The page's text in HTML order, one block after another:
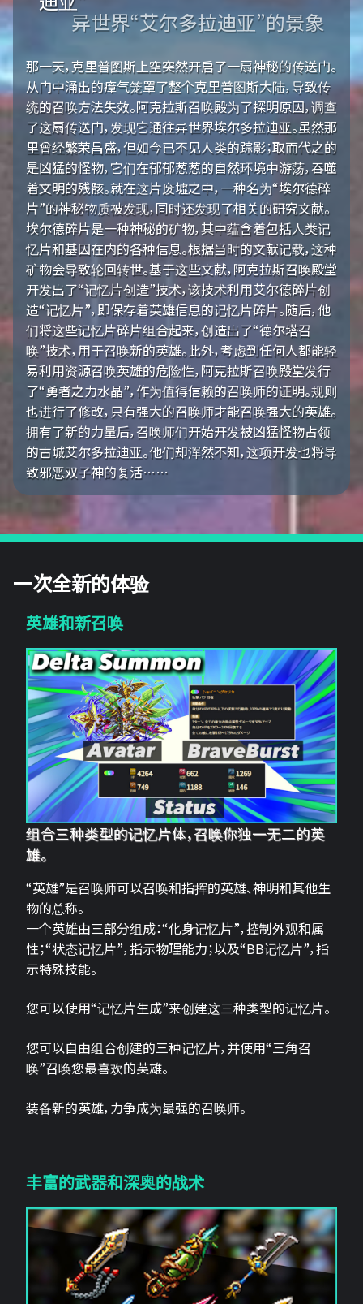
异世界“艾尔多拉迪亚”的景象
那一天，克里普图斯上空突然开启了一扇神秘的传送门。
从门中涌出的瘴气笼罩了整个克里普图斯大陆，导致传
统的召唤方法失效。阿克拉斯召唤殿为了探明原因，调查
了这扇传送门，发现它通往异世界埃尔多拉迪亚。虽然那
里曾经繁荣昌盛，但如今已不见人类的踪影；取而代之的
是凶猛的怪物，它们在郁郁葱葱的自然环境中游荡，吞噬
着文明的残骸。就在这片废墟之中，一种名为“埃尔德碎
片”的神秘物质被发现，同时还发现了相关的研究文献。
埃尔德碎片是一种神秘的矿物，其中蕴含着包括人类记
忆片和基因在内的各种信息。根据当时的文献记载，这种
矿物会导致轮回转世。基于这些文献，阿克拉斯召唤殿堂
开发出了“记忆片创造”技术，该技术利用艾尔德碎片创
造“记忆片”，即保存着英雄信息的记忆片碎片。随后，他
们将这些记忆片碎片组合起来，创造出了“德尔塔召
唤”技术，用于召唤新的英雄。此外，考虑到任何人都能轻
易利用资源召唤英雄的危险性，阿克拉斯召唤殿堂发行
了“勇者之力水晶”，作为值得信赖的召唤师的证明。规则
也进行了修改，只有强大的召唤师才能召唤强大的英雄。
拥有了新的力量后，召唤师们开始开发被凶猛怪物占领
的古城艾尔多拉迪亚。他们却浑然不知，这项开发也将导
致邪恶双子神的复活……
一次全新的体验
英雄和新召唤
组合三种类型的记忆片体，召唤你独一无二的英
雄。
“英雄”是召唤师可以召唤和指挥的英雄、神明和其他生
物的总称。
一个英雄由三部分组成：“化身记忆片”，控制外观和属
性；“状态记忆片”，指示物理能力；以及“BB记忆片”，指
示特殊技能。
您可以使用“记忆片生成”来创建这三种类型的记忆片。
您可以自由组合创建的三种记忆片，并使用“三角召
唤”召唤您最喜欢的英雄。
装备新的英雄，力争成为最强的召唤师。
丰富的武器和深奥的战术